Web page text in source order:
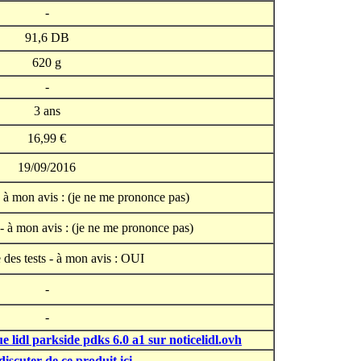
-
91,6 DB
620 g
-
3 ans
16,99 €
19/09/2016
à mon avis : (je ne me prononce pas)
à mon avis : (je ne me prononce pas)
des tests - à mon avis : OUI
-
-
lidl parkside pdks 6.0 a1 sur noticelidl.ovh